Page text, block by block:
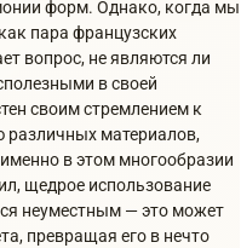
форм. Однако, когда мы
пара французских
вопрос, не являются ли
в своей
своим стремлением к
различных материалов,
в этом многообразии
щедрое использование
неуместным — это может
превращая его в нечто